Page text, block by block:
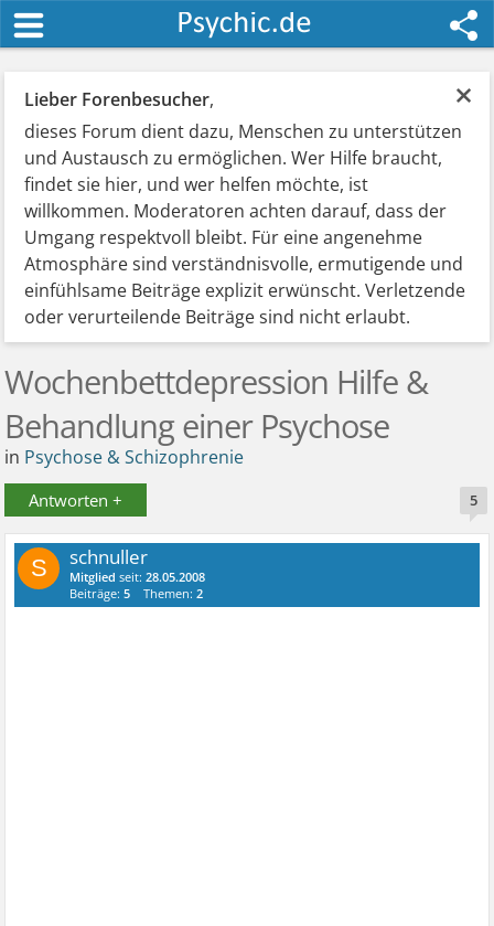
×
Lieber Forenbesucher,
dieses Forum dient dazu, Menschen zu unterstützen
und Austausch zu ermöglichen. Wer Hilfe braucht,
findet sie hier, und wer helfen möchte, ist
willkommen. Moderatoren achten darauf, dass der
Umgang respektvoll bleibt. Für eine angenehme
Atmosphäre sind verständnisvolle, ermutigende und
einfühlsame Beiträge explizit erwünscht. Verletzende
oder verurteilende Beiträge sind nicht erlaubt.
Wochenbettdepression Hilfe &
Behandlung einer Psychose
in Psychose & Schizophrenie
Antworten + 5
S schnuller
Mitglied seit:28.05.2008
Beiträge:5 Themen:2